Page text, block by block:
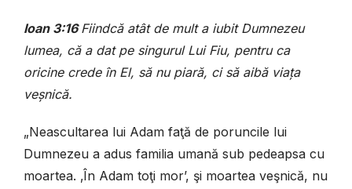
Ioan 3:16Fiindcă atât de mult a iubit Dumnezeu
lumea, că a dat pe singurul Lui Fiu, pentru ca
oricine crede în El, să nu piară, ci să aibă viaţa
veşnică.
„Neascultarea lui Adam faţă de poruncile lui
Dumnezeu a adus familia umană sub pedeapsa cu
moartea. ‚În Adam toţi mor’, şi moartea veşnică, nu